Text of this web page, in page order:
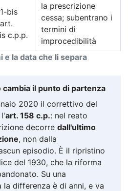
e la data che li separa
bis
c.p.p.
la prescrizione
cessa; subentrano i
termini di
improcedibilità
cambia il punto di partenza
2020 il correttivo del
art. 158 c.p.: nel reato
decorre dall'ultimo
, non dalla
episodio. È il ripristino
del 1930, che la riforma
Su una
la differenza è di anni, e va